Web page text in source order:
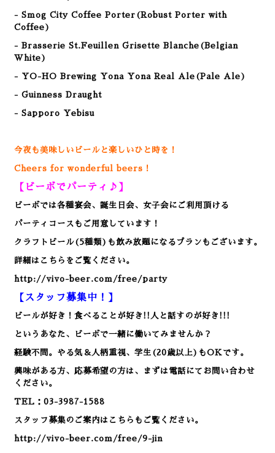
- Smog City Coffee Porter(Robust Porter with
Coffee)
- Brasserie St.Feuillen Grisette Blanche(Belgian
White)
- YO-HO Brewing Yona Yona Real Ale(Pale Ale)
- Guinness Draught
- Sapporo Yebisu
今夜も美味しいビールと楽しいひと時を！
Cheers for wonderful beers！
【ビーボでパーティ♪】
ビーボでは各種宴会、誕生日会、女子会にご利用頂ける
パーティコースもご用意しています！
クラフトビール(5種類)も飲み放題になるプランもございます。
詳細はこちらをご覧ください。
http://vivo-beer.com/free/party
【スタッフ募集中！】
ビールが好き！食べることが好き!!人と話すのが好き!!!
というあなた、ビーボで一緒に働いてみませんか？
経験不問。やる気＆人柄重視、学生(20歳以上)もOKです。
興味がある方、応募希望の方は、まずは電話にてお問い合わせ
ください。
TEL：03-3987-1588
スタッフ募集のご案内はこちらもご覧ください。
http://vivo-beer.com/free/9-jin